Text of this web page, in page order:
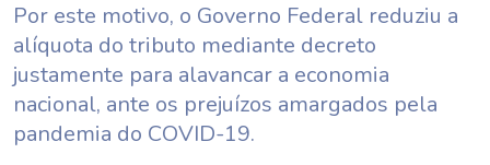
Por este motivo, o Governo Federal reduziu a
alíquota do tributo mediante decreto
justamente para alavancar a economia
nacional, ante os prejuízos amargados pela
pandemia do COVID-19.